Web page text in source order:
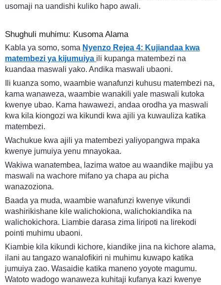
usomaji na uandishi kuliko hapo awali.
Shughuli muhimu: Kusoma Alama
Kabla ya somo, soma Nyenzo Rejea 4: Kujiandaa kwa
matembezi ya kijumuiya ili kupanga matembezi na
kuandaa maswali yako. Andika maswali ubaoni.
Ili kuanza somo, waambie wanafunzi kuhusu matembezi na,
kama wanaweza, waambie wanakili yale maswali kutoka
kwenye ubao. Kama hawawezi, andaa orodha ya maswali
kwa kila kiongozi wa kikundi kwa ajili ya kuwauliza katika
matembezi.
Wachukue kwa ajili ya matembezi yaliyopangwa mpaka
kwenye jumuiya yenu mnayokaa.
Wakiwa wanatembea, lazima watoe au waandike majibu ya
maswali na wachore mifano ya chapa au picha
wanazoziona.
Baada ya muda, waambie wanafunzi kwenye vikundi
washirikishane kile walichokiona, walichokiandika na
walichokichora. Liambie darasa zima liripoti na lirekodi
pointi muhimu ubaoni.
Kiambie kila kikundi kichore, kiandike jina na kichore alama,
ilani au tangazo wanalofikiri ni muhimu kuwapo katika
jumuiya zao. Wasaidie katika maneno yoyote magumu.
Watoto wadogo wanaweza kuhitaji kufanya kazi kwenye